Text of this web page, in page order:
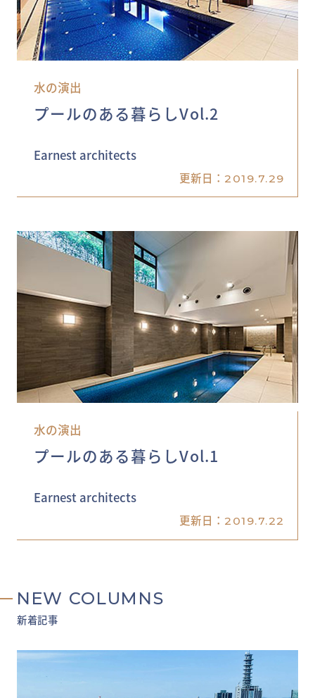
水の演出
プールのある暮らしVol.2
Earnest architects
更新日： 2019.7.29
水の演出
プールのある暮らしVol.1
Earnest architects
更新日： 2019.7.22
NEW COLUMNS
新着記事